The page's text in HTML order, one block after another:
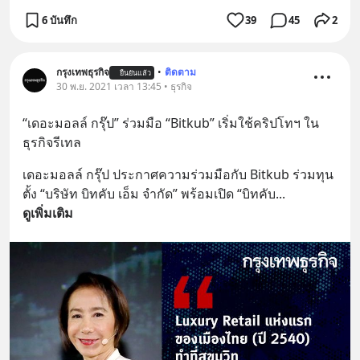
6 บันทึก 39 45 2
กรุงเทพธุรกิจ ยืนยันแล้ว • ติดตาม
30 พ.ย. 2021 เวลา 13:45 • ธุรกิจ
“เดอะมอลล์ กรุ๊ป” ร่วมมือ “Bitkub” เริ่มใช้คริปโทฯ ใน
ธุรกิจรีเทล
เดอะมอลล์ กรุ๊ป ประกาศความร่วมมือกับ Bitkub ร่วมทุน
ตั้ง “บริษัท บิทคับ เอ็ม จำกัด” พร้อมเปิด “บิทคับ...
ดูเพิ่มเติม